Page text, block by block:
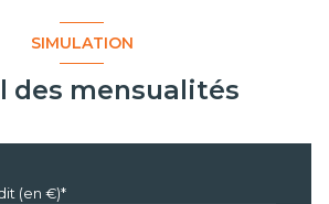
SIMULATION
des mensualités
(en €)*